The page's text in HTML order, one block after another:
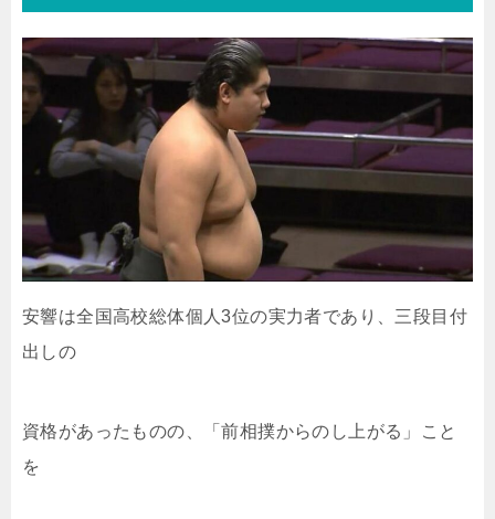
安響は全国高校総体個人3位の実力者であり、三段目付
出しの
資格があったものの、「前相撲からのし上がる」こと
を